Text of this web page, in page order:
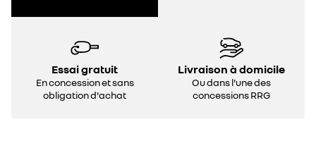
Essai gratuit
En concession et sans
obligation d'achat
Livraison à domicile
Ou dans l'une des
concessions RRG